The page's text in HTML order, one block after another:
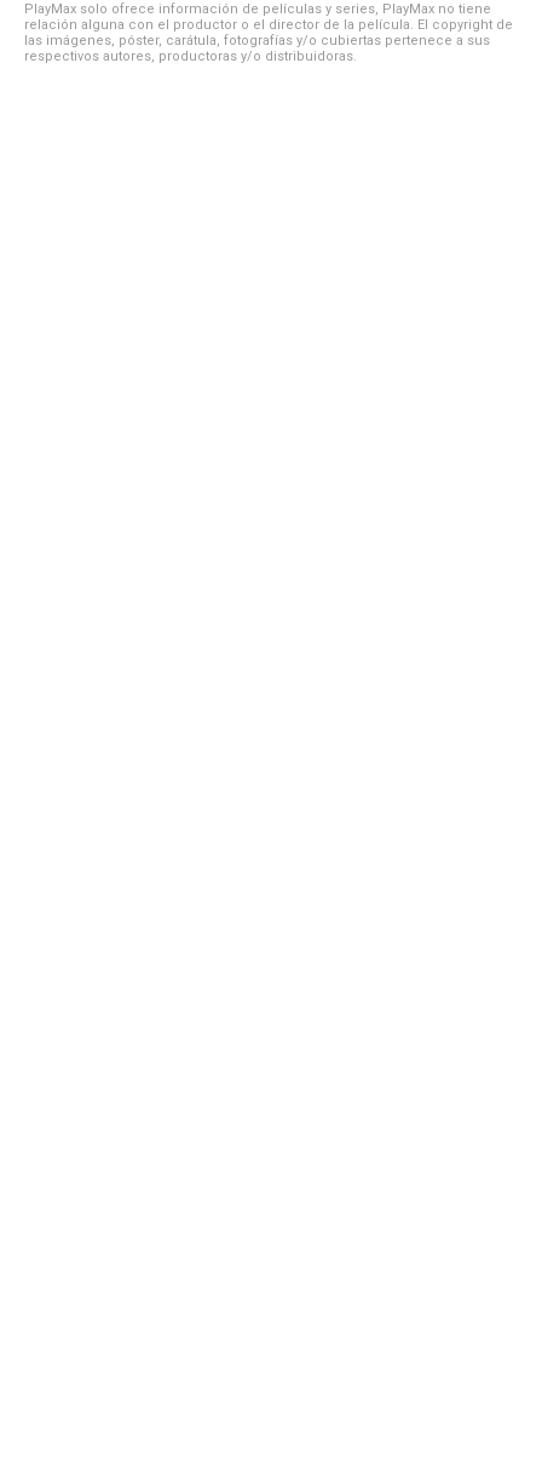
PlayMax solo ofrece información de películas y series, PlayMax no tiene
relación alguna con el productor o el director de la película. El copyright de
las imágenes, póster, carátula, fotografías y/o cubiertas pertenece a sus
respectivos autores, productoras y/o distribuidoras.